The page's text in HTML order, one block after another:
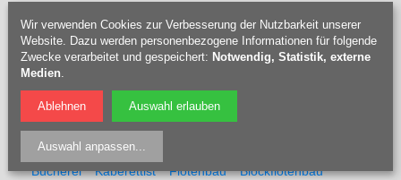
Feuerwehr Kaltblut Pferderücker Holzrücker
Udo Berner Förster Marcel Müller Pferd Forst
Tippelsberg Jubiläumsfeier
Rainer Einenkel Hennes Bender
Bücherei Kaberettist Flötenbau Blockflötenbau
Wir verwenden Cookies zur Verbesserung der Nutzbarkeit unserer
Website. Dazu werden personenbezogene Informationen für folgende
Zwecke verarbeitet und gespeichert: Notwendig, Statistik, externe
Medien.
Ablehnen Auswahl erlauben
Auswahl anpassen...